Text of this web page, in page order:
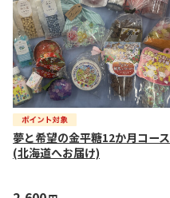
夢と希望の金平糖12か月コース
(北海道へお届け)